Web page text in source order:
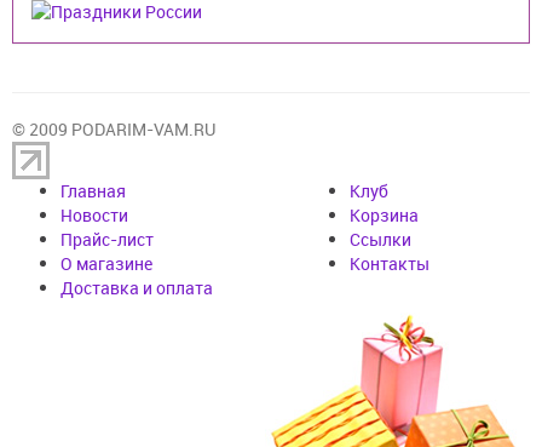
© 2009 PODARIM-VAM.RU
Главная
Новости
Прайс-лист
О магазине
Доставка и оплата
Клуб
Корзина
Cсылки
Контакты